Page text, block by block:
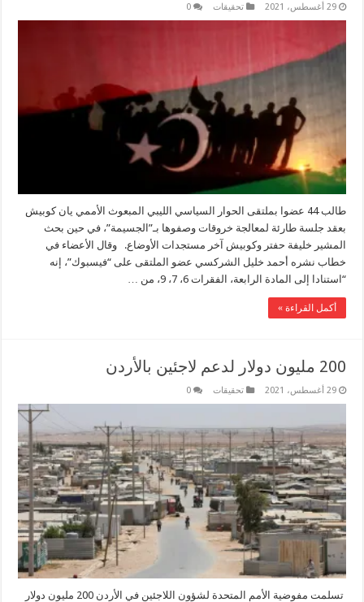
29 أغسطس، 2021 تحقيقات 0
طالب 44 عضوا بملتقى الحوار السياسي الليبي المبعوث الأممي يان كوبيش
بعقد جلسة طارئة لمعالجة خروقات وصفوها بـ”الجسيمة”، في حين بحث
المشير خليفة حفتر وكوبيش آخر مستجدات الأوضاع. وقال الأعضاء في
خطاب نشره أحمد خليل الشركسي عضو الملتقى على “فيسبوك”، إنه
“استنادا إلى المادة الرابعة، الفقرات 6، 7، 9، من …
أكمل القراءة »
200 مليون دولار لدعم لاجئين بالأردن
29 أغسطس، 2021 تحقيقات 0
تسلمت مفوضية الأمم المتحدة لشؤون اللاجئين في الأردن 200 مليون دولار